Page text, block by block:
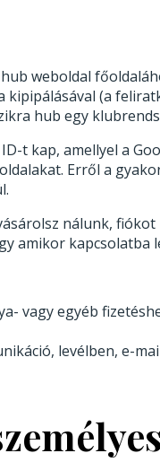
weboldal
(a
hub egy
t kap, amellyel a
Erről a
nálunk,
amikor kapcsolatba
vagy egyéb
levélben, e-